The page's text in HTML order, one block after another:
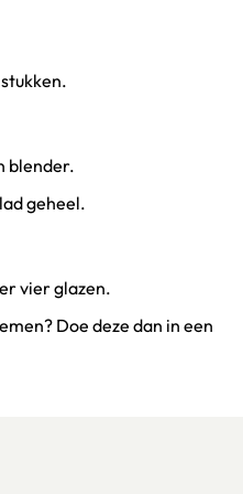
vinken
vinken
blender.
te vinken
geheel.
vinken
vier glazen.
te vinkenDoe deze dan in een